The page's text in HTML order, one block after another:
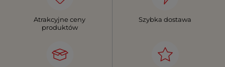
Atrakcyjne ceny
produktów
Szybka dostawa